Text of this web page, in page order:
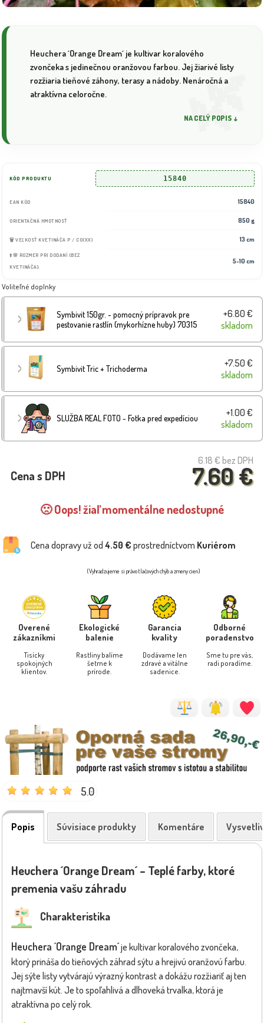
Heuchera ´Orange Dream´ je kultivar koralového
zvončeka s jedinečnou oranžovou farbou. Jej žiarivé listy
rozžiaria tieňové záhony, terasy a nádoby. Nenáročná a
atraktívna celoročne.
NA CELÝ POPIS ↓
KÓD PRODUKTU 15840
EAN KÓD 15840
ORIENTAČNÁ HMOTNOSŤ 850 g
🗑️ VEĽKOSŤ KVETINÁČA P / CO(XX) 13 cm
⬆️🌸 ROZMER PRI DODANÍ (BEZ
KVETINÁČA):
5-10 cm
Voliteľné doplnky
Symbivit 150gr. - pomocný prípravok pre
pestovanie rastlín (mykorhízne huby) 70315
+6.80 €
skladom
Symbivit Tric + Trichoderma
+7.50 €
skladom
SLUŽBA REAL FOTO - Fotka pred expedíciou
+1.00 €
skladom
6.18 € bez DPH
7.60 €
Cena s DPH
🙁 Oops! žiaľ momentálne nedostupné
Cena dopravy už od 4.50 € prostredníctvom Kuriérom
(Vyhradzujeme si právo tlačových chýb a zmeny cien)
Overené
zákazníkmi
Tisícky
spokojných
klientov.
Ekologické
balenie
Rastliny balíme
šetrne k
prírode.
Garancia
kvality
Dodávame len
zdravé a vitálne
sadenice.
Odborné
poradenstvo
Sme tu pre vás,
radi poradíme.
5.0
Popis Súvisiace produkty Komentáre
Heuchera ´Orange Dream´ – Teplé farby, ktoré
premenia vašu záhradu
Charakteristika
Heuchera ´Orange Dream´je kultivar koralového zvončeka,
ktorý prináša do tieňových záhrad sýtu a hrejivú oranžovú farbu.
Jej sýte listy vytvárajú výrazný kontrast a dokážu rozžiariť aj ten
najtmavší kút. Je to spoľahlivá a dlhoveká trvalka, ktorá je
atraktívna po celý rok.